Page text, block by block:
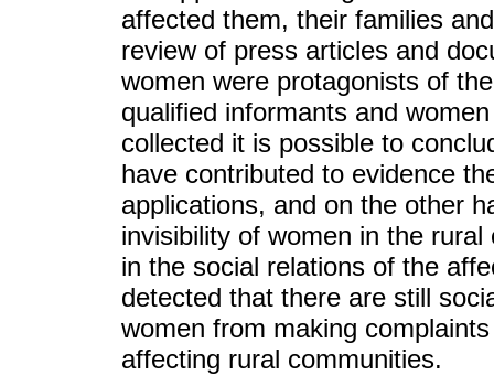
affected them, their families
review of press articles and
women were protagonists of
qualified informants and
collected it is possible to
have contributed to evidence
applications, and on the other
invisibility of women in the
in the social relations of the
detected that there are still
women from making
affecting rural communities.